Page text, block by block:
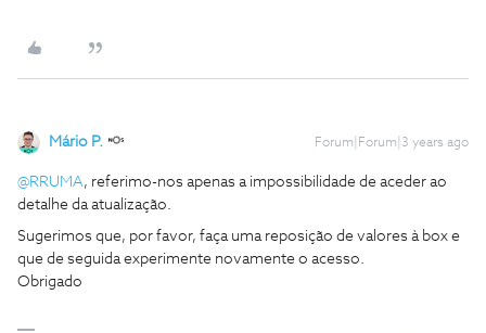
Mário P. Forum|Forum|3 years ago
@RRUMA, referimo-nos apenas a impossibilidade de aceder ao
detalhe da atualização.
Sugerimos que, por favor, faça uma reposição de valores à box e
que de seguida experimente novamente o acesso.
Obrigado